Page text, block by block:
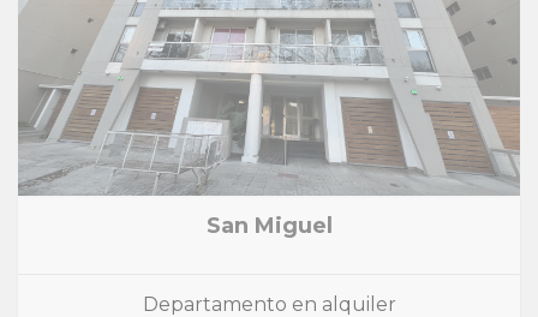
San Miguel
Departamento en alquiler